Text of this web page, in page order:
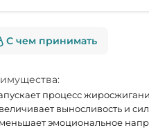
С чем принимать
процесс
выносливость и
эмоциональное